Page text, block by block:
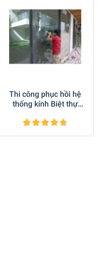
Thi công phục hồi hệ
thống kính Biệt thự